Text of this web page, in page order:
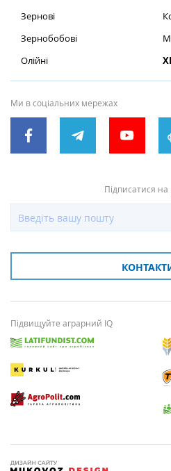
Зернові
Зернобобові
Олійні
Ми в соціальних мережах
Підписатися на
Підвищуйте аграрний IQ